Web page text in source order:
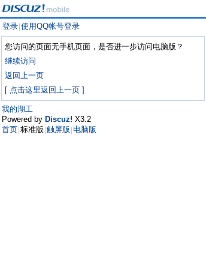
登录 使用QQ帐号登录
您访问的页面无手机页面，是否进一步访问电脑版？
继续访问
返回上一页
[ 点击这里返回上一页 ]
我的湖工
Powered by Discuz! X3.2
首页 标准版 触屏版 电脑版